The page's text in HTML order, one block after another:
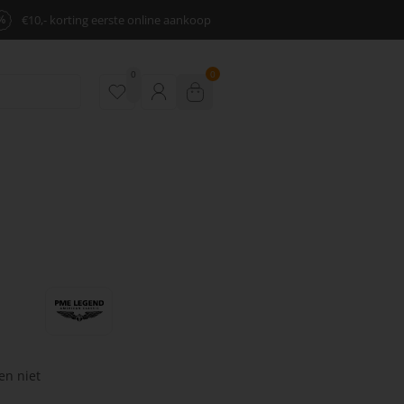
€10,- korting eerste online aankoop
0 0
niet